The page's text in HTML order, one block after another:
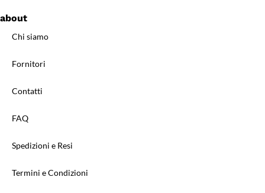
about
Chi siamo
Fornitori
Contatti
FAQ
Spedizioni e Resi
Termini e Condizioni